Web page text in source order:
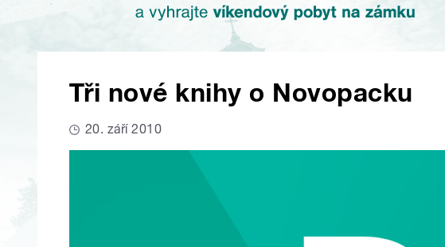
Tři nové knihy o Novopacku
20. září 2010